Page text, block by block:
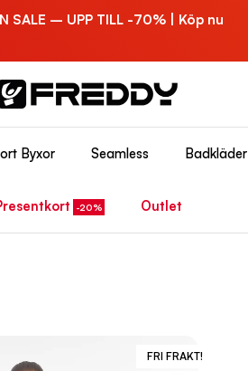
SALE – UPP TILL -70% | Köp nu
Byxor Seamless Badkläder
Outlet
FRI FRAKT!